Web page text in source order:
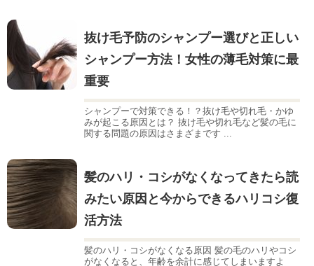
抜け毛予防のシャンプー選びと正しい
シャンプー方法！女性の薄毛対策に最
重要
シャンプーで対策できる！？抜け毛や切れ毛・かゆ
みが起こる原因とは？ 抜け毛や切れ毛など髪の毛に
関する問題の原因はさまざまです ...
髪のハリ・コシがなくなってきたら読
みたい原因と今からできるハリコシ復
活方法
髪のハリ・コシがなくなる原因 髪の毛のハリやコシ
がなくなると、年齢を余計に感じてしまいますよ